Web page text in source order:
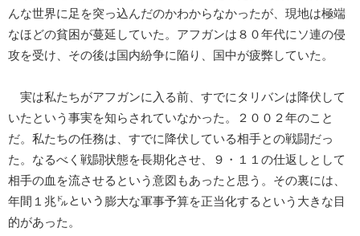
んな世界に足を突っ込んだのかわからなかったが、現地は極端
なほどの貧困が蔓延していた。アフガンは８０年代にソ連の侵
攻を受け、その後は国内紛争に陥り、国中が疲弊していた。
実は私たちがアフガンに入る前、すでにタリバンは降伏して
いたという事実を知らされていなかった。２００２年のこと
だ。私たちの任務は、すでに降伏している相手との戦闘だっ
た。なるべく戦闘状態を長期化させ、９・１１の仕返しとして
相手の血を流させるという意図もあったと思う。その裏には、
年間１兆㌦という膨大な軍事予算を正当化するという大きな目
的があった。